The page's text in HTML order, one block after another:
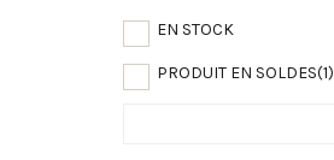
EN STOCK
PRODUIT EN SOLDES(1)